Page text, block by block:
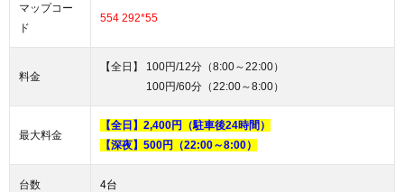
マップコー
ド
554 292*55
料金
【全日】 100円/12分（8:00～22:00）
100円/60分（22:00～8:00）
最大料金
【全日】2,400円（駐車後24時間）
【深夜】500円（22:00～8:00）
台数 4台